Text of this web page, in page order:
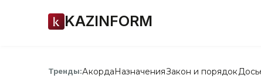
KAZINFORM
Тренды:АкордаНазначенияЗакон и порядок